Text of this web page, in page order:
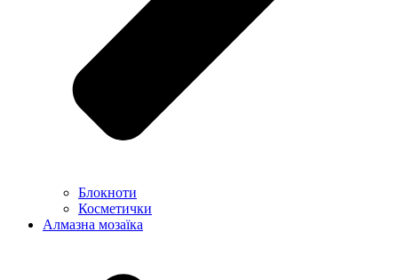
Блокноти
Косметички
Алмазна мозаїка